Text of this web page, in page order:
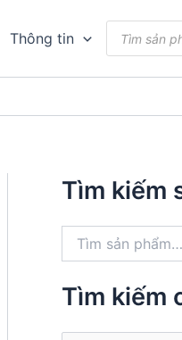
Thông tin
kiếm
phẩm
Tìm kiếm
k
Tìm kiếm